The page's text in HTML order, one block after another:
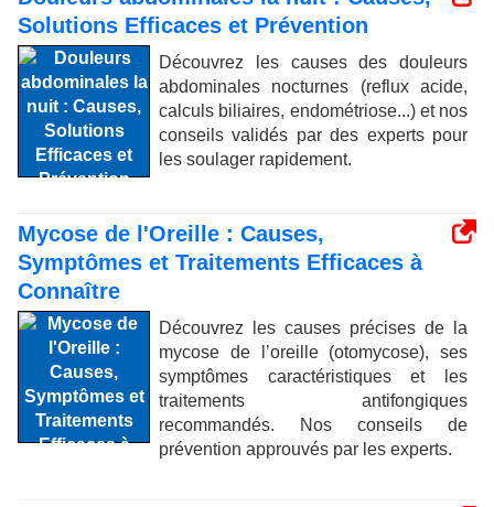
Solutions Efficaces et Prévention
Découvrez les causes des douleurs
abdominales nocturnes (reflux acide,
calculs biliaires, endométriose...) et nos
conseils validés par des experts pour
les soulager rapidement.
Mycose de l'Oreille : Causes,
Symptômes et Traitements Efficaces à
Connaître
Découvrez les causes précises de la
mycose de l’oreille (otomycose), ses
symptômes caractéristiques et les
traitements antifongiques
recommandés. Nos conseils de
prévention approuvés par les experts.